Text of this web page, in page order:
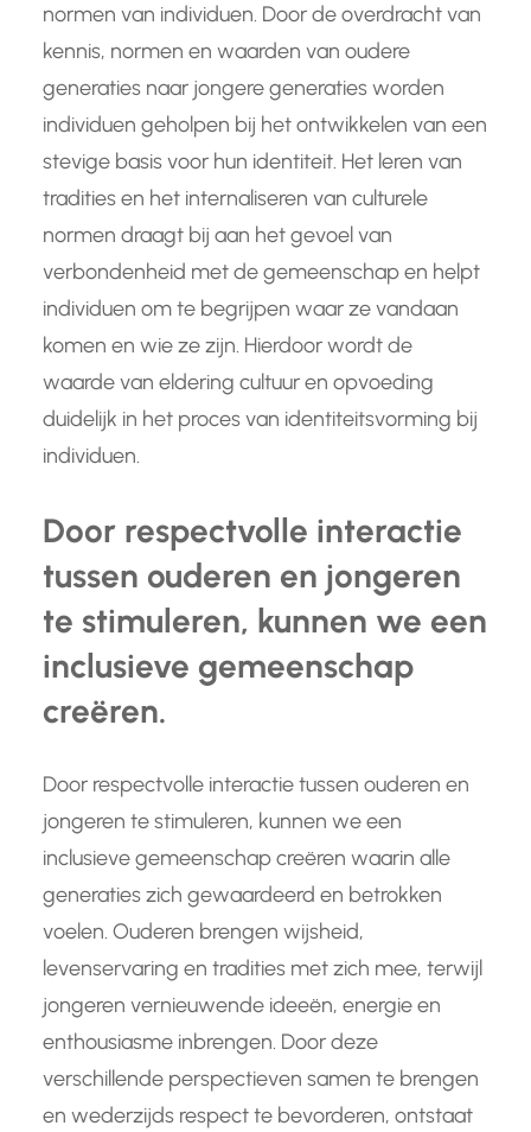
normen van individuen. Door de overdracht van
kennis, normen en waarden van oudere
generaties naar jongere generaties worden
individuen geholpen bij het ontwikkelen van een
stevige basis voor hun identiteit. Het leren van
tradities en het internaliseren van culturele
normen draagt bij aan het gevoel van
verbondenheid met de gemeenschap en helpt
individuen om te begrijpen waar ze vandaan
komen en wie ze zijn. Hierdoor wordt de
waarde van eldering cultuur en opvoeding
duidelijk in het proces van identiteitsvorming bij
individuen.
Door respectvolle interactie
tussen ouderen en jongeren
te stimuleren, kunnen we een
inclusieve gemeenschap
creëren.
Door respectvolle interactie tussen ouderen en
jongeren te stimuleren, kunnen we een
inclusieve gemeenschap creëren waarin alle
generaties zich gewaardeerd en betrokken
voelen. Ouderen brengen wijsheid,
levenservaring en tradities met zich mee, terwijl
jongeren vernieuwende ideeën, energie en
enthousiasme inbrengen. Door deze
verschillende perspectieven samen te brengen
en wederzijds respect te bevorderen, ontstaat